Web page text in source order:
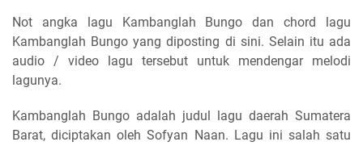
Not angka lagu Kambanglah Bungo dan chord lagu
Kambanglah Bungo yang diposting di sini. Selain itu ada
audio / video lagu tersebut untuk mendengar melodi
lagunya.
Kambanglah Bungo adalah judul lagu daerah Sumatera
Barat, diciptakan oleh Sofyan Naan. Lagu ini salah satu